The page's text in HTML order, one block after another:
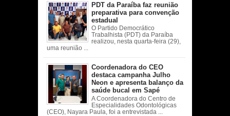
PDT da Paraíba faz reunião
preparativa para convenção
estadual
O Partido Democrático
Trabalhista (PDT) da Paraíba
realizou, nesta quarta-feira (29),
uma reunião ...
Coordenadora do CEO
destaca campanha Julho
Neon e apresenta balanço da
saúde bucal em Sapé
A Coordenadora do Centro de
Especialidades Odontológicas
(CEO), Nayara Paula, foi a entrevistada ...